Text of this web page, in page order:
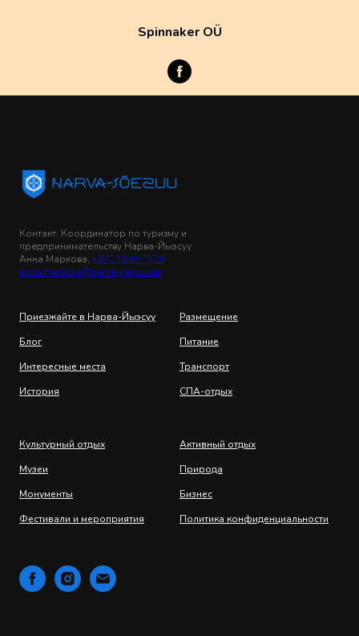
Spinnaker OÜ
Контакт: Координатор по туризму и
предпринимательству Нарва-Йыэсуу
Анна Маркова, +372 5199 7778
anna.markova@narva-joesuu.ee
Приезжайте в Нарва-Йыэсуу
Блог
Интересные места
История
Размещение
Питание
Транспорт
СПА-отдых
Культурный отдых
Музеи
Монументы
Фестивали и мероприятия
Активный отдых
Природа
Бизнес
Политика конфиденциальности